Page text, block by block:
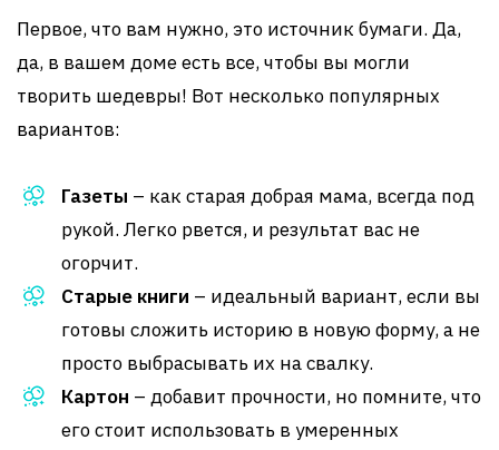
Первое, что вам нужно, это источник бумаги. Да,
да, в вашем доме есть все, чтобы вы могли
творить шедевры! Вот несколько популярных
вариантов:
Газеты – как старая добрая мама, всегда под
рукой. Легко рвется, и результат вас не
огорчит.
Старые книги – идеальный вариант, если вы
готовы сложить историю в новую форму, а не
просто выбрасывать их на свалку.
Картон – добавит прочности, но помните, что
его стоит использовать в умеренных